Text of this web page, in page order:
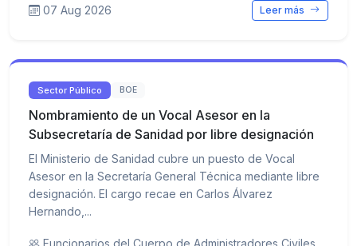
07 Aug 2026 Leer más
Sector Público BOE
Nombramiento de un Vocal Asesor en la
Subsecretaría de Sanidad por libre designación
El Ministerio de Sanidad cubre un puesto de Vocal
Asesor en la Secretaría General Técnica mediante libre
designación. El cargo recae en Carlos Álvarez
Hernando,...